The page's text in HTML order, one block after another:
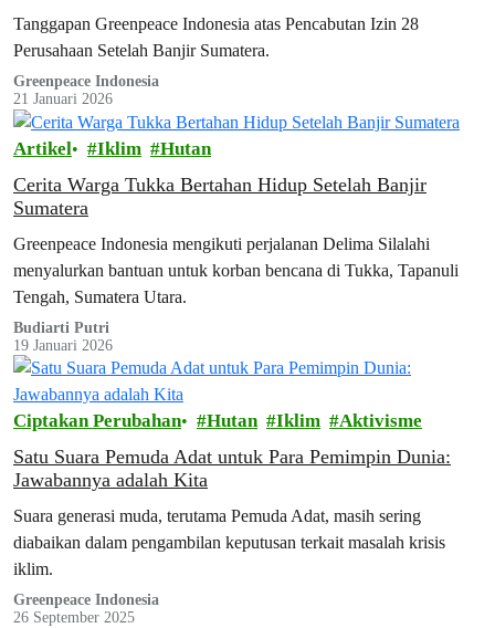
Tanggapan Greenpeace Indonesia atas Pencabutan Izin 28
Perusahaan Setelah Banjir Sumatera.
Greenpeace Indonesia
21 Januari 2026
Artikel Iklim Hutan
Cerita Warga Tukka Bertahan Hidup Setelah Banjir
Sumatera
Greenpeace Indonesia mengikuti perjalanan Delima Silalahi
menyalurkan bantuan untuk korban bencana di Tukka, Tapanuli
Tengah, Sumatera Utara.
Budiarti Putri
19 Januari 2026
Ciptakan Perubahan Hutan Iklim Aktivisme
Satu Suara Pemuda Adat untuk Para Pemimpin Dunia:
Jawabannya adalah Kita
Suara generasi muda, terutama Pemuda Adat, masih sering
diabaikan dalam pengambilan keputusan terkait masalah krisis
iklim.
Greenpeace Indonesia
26 September 2025